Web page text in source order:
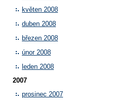
květen 2008
duben 2008
březen 2008
únor 2008
leden 2008
2007
prosinec 2007